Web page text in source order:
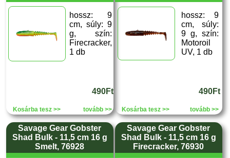
hossz: 9
cm, súly: 9
g, szín:
Firecracker,
1 db
490Ft
Kosárba tesz >> tovább >>
hossz: 9
cm, súly:
9 g, szín:
Motoroil
UV, 1 db
490Ft
Kosárba tesz >> tovább >>
Savage Gear Gobster
Shad Bulk - 11,5 cm 16 g
Smelt, 76928
Savage Gear Gobster
Shad Bulk - 11,5 cm 16 g
Firecracker, 76930